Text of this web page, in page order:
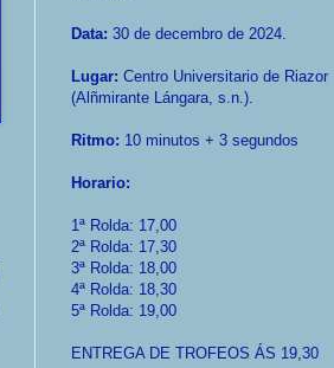
Data: 30 de decembro de 2024.
Lugar: Centro Universitario de Riazor
(Alñmirante Lángara, s.n.).
Ritmo: 10 minutos + 3 segundos
Horario:
1ª Rolda: 17,00
2ª Rolda: 17,30
3ª Rolda: 18,00
4ª Rolda: 18,30
5ª Rolda: 19,00
ENTREGA DE TROFEOS ÁS 19,30